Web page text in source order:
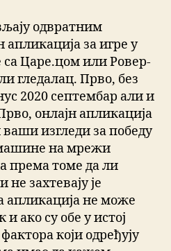
одвратним
за игре у
са Царе.цом или Ровер-
гледалац. Прво, без
2020 септембар али и
онлајн апликација
изгледи за победу
на мрежи
према томе да ли
не захтевају је
апликација не може
ако су обе у истој
који одређују